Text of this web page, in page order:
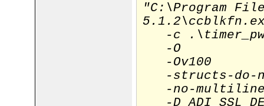
"C:\Program
-c
-O
-Ov100
-structs-do-
-no-
-D